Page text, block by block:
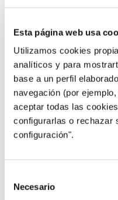
Esta página web usa
Utilizamos cookies
analíticos y para
base a un perfil
navegación (por
aceptar todas las
configurarlas o rechazar
configuración".
Necesario
Con una
Joseba Vázquez,
contado con mi
arresto de Tiger
supervisado por
de Zoraida